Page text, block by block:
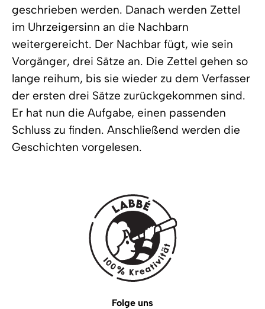
geschrieben werden. Danach werden Zettel
im Uhrzeigersinn an die Nachbarn
weitergereicht. Der Nachbar fügt, wie sein
Vorgänger, drei Sätze an. Die Zettel gehen so
lange reihum, bis sie wieder zu dem Verfasser
der ersten drei Sätze zurückgekommen sind.
Er hat nun die Aufgabe, einen passenden
Schluss zu finden. Anschließend werden die
Geschichten vorgelesen.
Folge uns